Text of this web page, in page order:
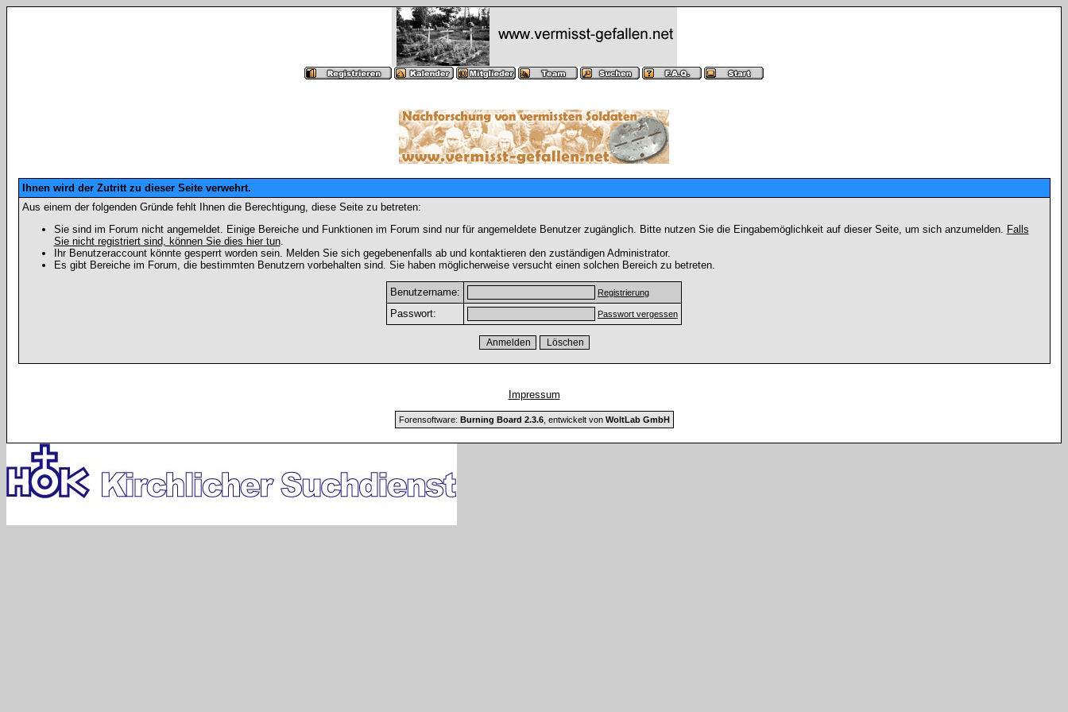
Ihnen wird der Zutritt zu dieser Seite verwehrt.
Aus einem der folgenden Gründe fehlt Ihnen die Berechtigung, diese Seite zu betreten:
Sie sind im Forum nicht angemeldet. Einige Bereiche und Funktionen im Forum sind nur für angemeldete Benutzer zugänglich. Bitte nutzen Sie die Eingabemöglichkeit auf dieser Seite, um sich anzumelden. Falls
Sie nicht registriert sind, können Sie dies hier tun.
Ihr Benutzeraccount könnte gesperrt worden sein. Melden Sie sich gegebenenfalls ab und kontaktieren den zuständigen Administrator.
Es gibt Bereiche im Forum, die bestimmten Benutzern vorbehalten sind. Sie haben möglicherweise versucht einen solchen Bereich zu betreten.
Benutzername: Registrierung
Passwort: Passwort vergessen
Impressum
Forensoftware: Burning Board 2.3.6, entwickelt von WoltLab GmbH